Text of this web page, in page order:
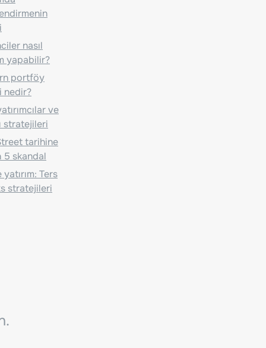
nasıl
yapabilir?
portföy
nedir?
ve
stratejileri
tarihine
5 skandal
Ters
stratejileri